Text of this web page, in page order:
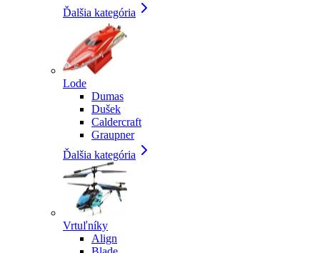
Ďalšia kategória
Lode
Dumas
Dušek
Caldercraft
Graupner
Ďalšia kategória
Vrtuľníky
Align